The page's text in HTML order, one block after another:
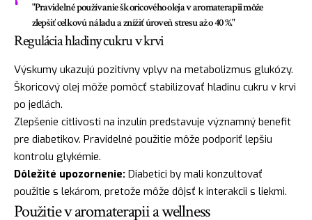
"Pravidelné používanie škoricového oleja v aromaterapii môže
zlepšiť celkovú náladu a znížiť úroveň stresu až o 40 %."
Regulácia hladiny cukru v krvi
Výskumy ukazujú pozitívny vplyv na metabolizmus glukózy.
Škoricový olej môže pomôcť stabilizovať hladinu cukru v krvi
po jedlách.
Zlepšenie citlivosti na inzulín predstavuje významný benefit
pre diabetikov. Pravidelné použitie môže podporiť lepšiu
kontrolu glykémie.
Dôležité upozornenie: Diabetici by mali konzultovať
použitie s lekárom, pretože môže dôjsť k interakcii s liekmi.
Použitie v aromaterapii a wellness